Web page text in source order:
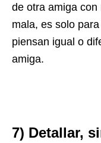
de otra amiga
mala, es solo
piensan igual o
amiga.
7) Detallar,